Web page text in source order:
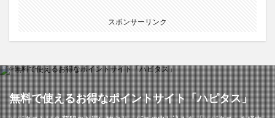
スポンサーリンク
無料で使えるお得なポイントサイト「ハピタス」